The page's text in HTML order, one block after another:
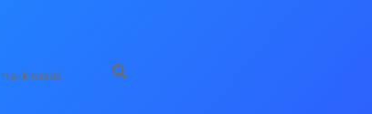
Hakkımızda